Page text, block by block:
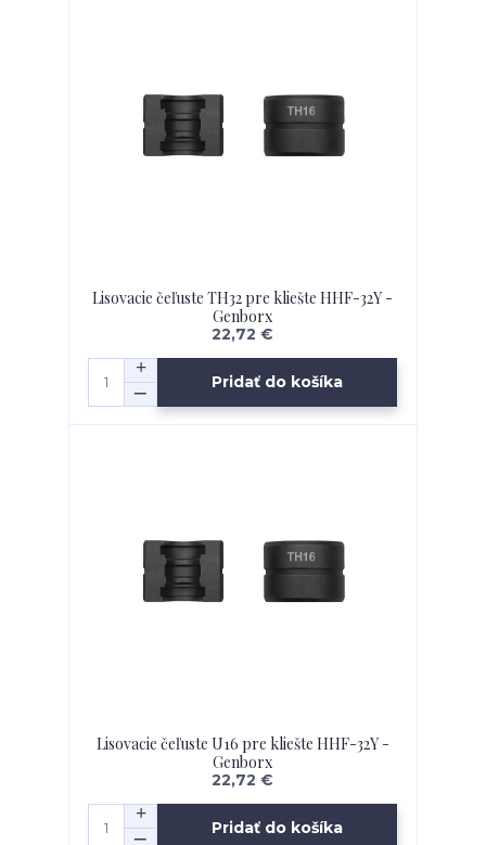
Lisovacie čeľuste TH32 pre kliešte HHF-32Y -
Genborx
22,72 €
Pridať do košíka
Lisovacie čeľuste U16 pre kliešte HHF-32Y -
Genborx
22,72 €
Pridať do košíka